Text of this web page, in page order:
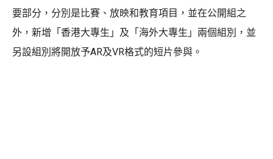
要部分，分別是比賽、放映和教育項目，並在公開組之
外，新增「香港大專生」及「海外大專生」兩個組別，並
另設組別將開放予AR及VR格式的短片參與。